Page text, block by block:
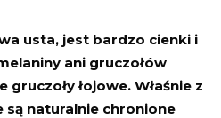
usta, jest bardzo cienki i
ani gruczołów
łojowe. Właśnie z
naturalnie chronione